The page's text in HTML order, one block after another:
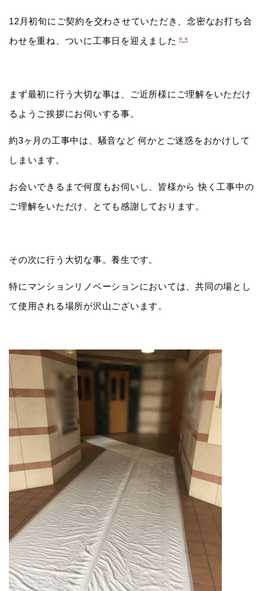
12月初旬にご契約を交わさせていただき、念密なお打ち合
わせを重ね、ついに工事日を迎えました
まず最初に行う大切な事は、ご近所様にご理解をいただけ
るようご挨拶にお伺いする事。
約3ヶ月の工事中は、騒音など 何かとご迷惑をおかけして
しまいます。
お会いできるまで何度もお伺いし、皆様から 快く工事中の
ご理解をいただけ、とても感謝しております。
その次に行う大切な事。養生です。
特にマンションリノベーションにおいては、共同の場とし
て使用される場所が沢山ございます。